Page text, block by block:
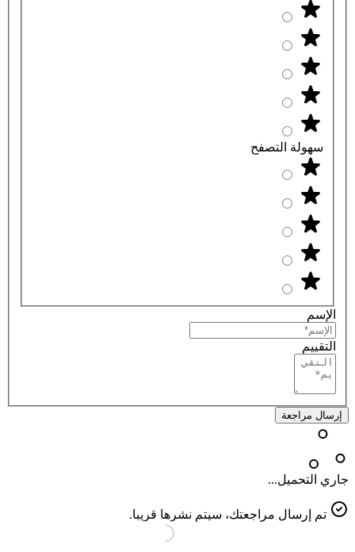
سهولة التصفح
الإسم
التقييم
إرسال مراجعة
جاري التحميل...
تم إرسال مراجعتك، سيتم نشرها قريبا.